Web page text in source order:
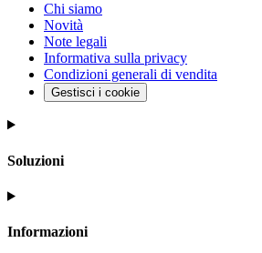
Chi siamo
Novità
Note legali
Informativa sulla privacy
Condizioni generali di vendita
Gestisci i cookie
Soluzioni
Informazioni